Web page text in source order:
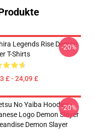
Legends Rise Demon
T-Shirts
£ - 24,09 £
-20%
No Yaiba Hoodies -
Logo Demon Slayer
Demon Slayer
-20%